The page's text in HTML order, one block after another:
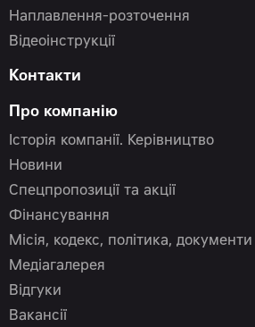
Наплавлення-розточення
Відеоінструкції
Контакти
Про компанію
Історія компанії. Керівництво
Новини
Спецпропозиції та акції
Фінансування
Місія, кодекс, політика, документи
Медіагалерея
Відгуки
Вакансії